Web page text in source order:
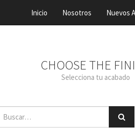
Inicio Nosotros Nuevos
CHOOSE THE
Selecciona tu acabado